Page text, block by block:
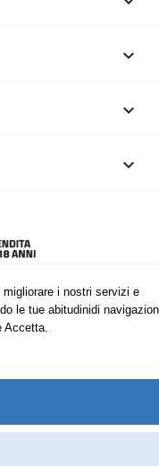
i nostri servizi e
le tue abitudinidi
Accetta.


